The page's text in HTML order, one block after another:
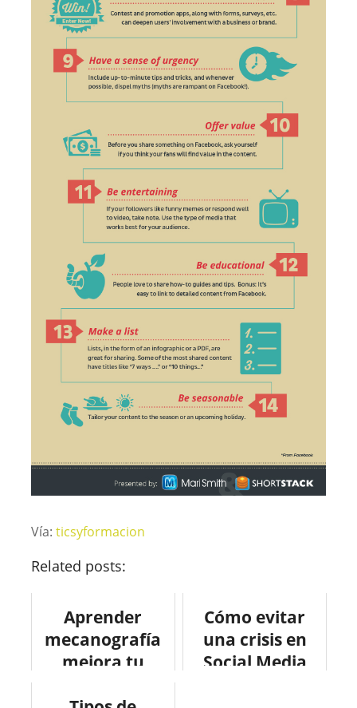
Vía: ticsyformacion
Related posts:
Aprender
mecanografía
mejora tu
Cómo evitar
una crisis en
Social Media